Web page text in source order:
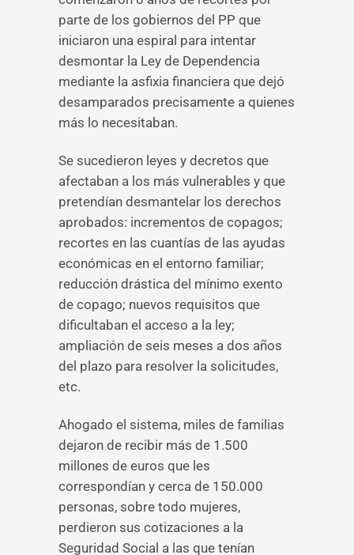
parte de los gobiernos del PP que
iniciaron una espiral para intentar
desmontar la Ley de Dependencia
mediante la asfixia financiera que dejó
desamparados precisamente a quienes
más lo necesitaban.
Se sucedieron leyes y decretos que
afectaban a los más vulnerables y que
pretendían desmantelar los derechos
aprobados: incrementos de copagos;
recortes en las cuantías de las ayudas
económicas en el entorno familiar;
reducción drástica del mínimo exento
de copago; nuevos requisitos que
dificultaban el acceso a la ley;
ampliación de seis meses a dos años
del plazo para resolver la solicitudes,
etc.
Ahogado el sistema, miles de familias
dejaron de recibir más de 1.500
millones de euros que les
correspondían y cerca de 150.000
personas, sobre todo mujeres,
perdieron sus cotizaciones a la
Seguridad Social a las que tenían